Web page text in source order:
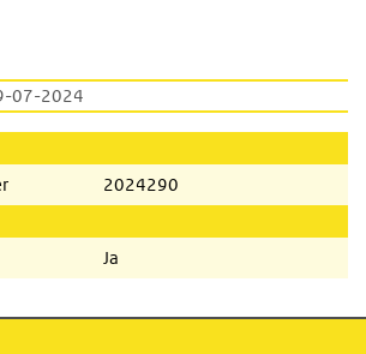
07-2024
2024290
Ja